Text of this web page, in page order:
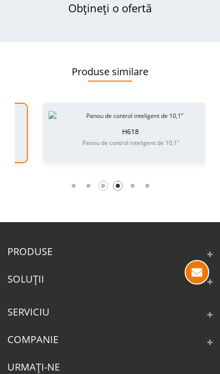
Obțineți o ofertă
Produse similare
Panou de control inteligent de 10,1”
PRODUSE
SOLUȚII
SERVICIU
COMPANIE
URMAȚI-NE